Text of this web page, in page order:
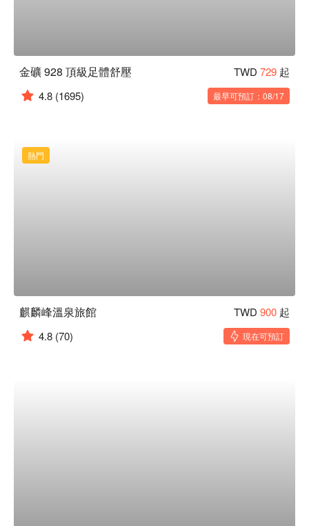
金礦 928 頂級足體舒壓 TWD 729 起
4.8 (1695) 最早可預訂：08/17
熱門
麒麟峰溫泉旅館 TWD 900 起
4.8 (70) 現在可預訂